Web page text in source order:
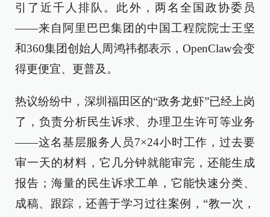
引了近千人排队。此外，两名全国政协委员
——来自阿里巴巴集团的中国工程院院士王坚
和360集团创始人周鸿祎都表示，OpenClaw会变
得更便宜、更普及。
热议纷纷中，深圳福田区的“政务龙虾”已经上岗
了，负责分析民生诉求、办理卫生许可等业务
——这名基层服务人员7×24小时工作，过去要
审一天的材料，它几分钟就能审完，还能生成
报告；海量的民生诉求工单，它能快速分类、
成稿、跟踪，还善于学习过往案例，“教一次，